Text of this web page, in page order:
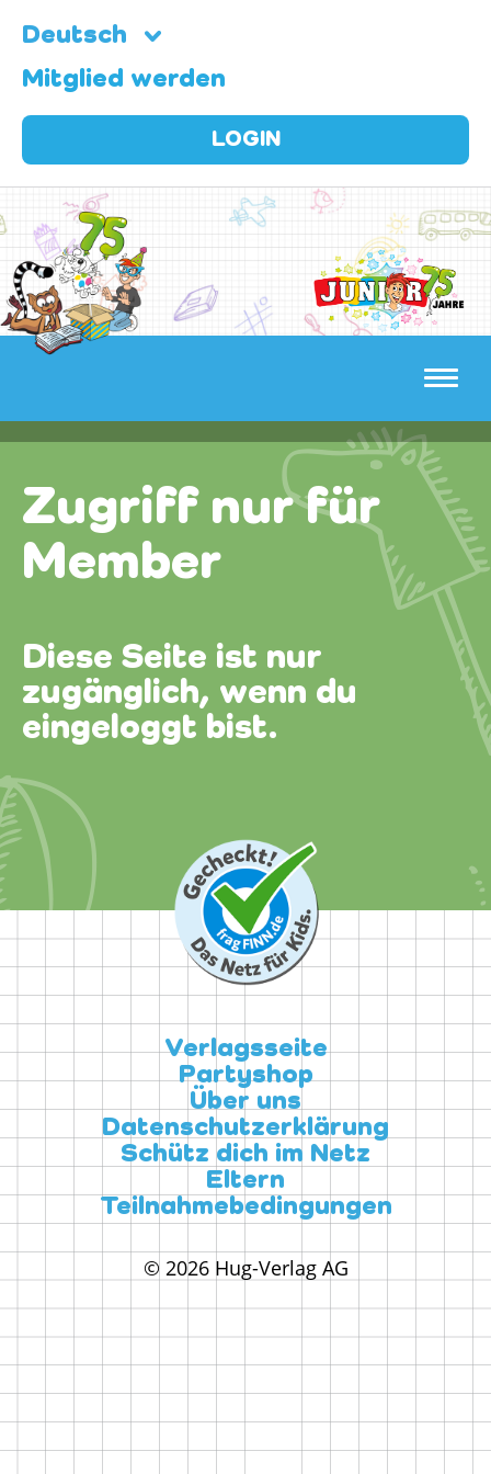
Deutsch
Mitglied werden
LOGIN
Zugriff nur für
Member
Diese Seite ist nur
zugänglich, wenn du
eingeloggt bist.
Verlagsseite
Partyshop
Über uns
Datenschutzerklärung
Schütz dich im Netz
Eltern
Teilnahmebedingungen
© 2026 Hug-Verlag AG